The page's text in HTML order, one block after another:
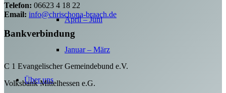
April – Juni
Januar – März
Über uns
Telefon: 06623 4 18 22
Email: info@chrischona-braach.de
Bankverbindung
C 1 Evangelischer Gemeindebund e.V.
Volksbank Mittelhessen e.G.